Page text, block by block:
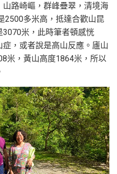
路崎嶇，群峰疊翠，清境海
2500多米高，抵達合歡山昆
3070米，此時筆者頓感恍
，或者說是高山反應。廬山
米，黃山高度1864米，所以